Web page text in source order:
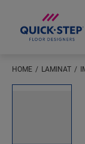
HOME LAMINAT